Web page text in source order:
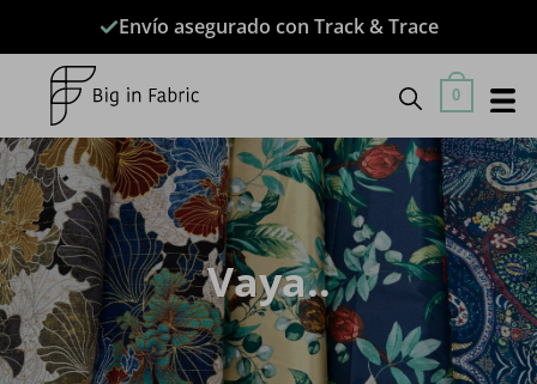
contenido
Envío asegurado con Track & Trace
0
Vaya..